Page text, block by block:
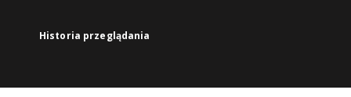
Historia przeglądania